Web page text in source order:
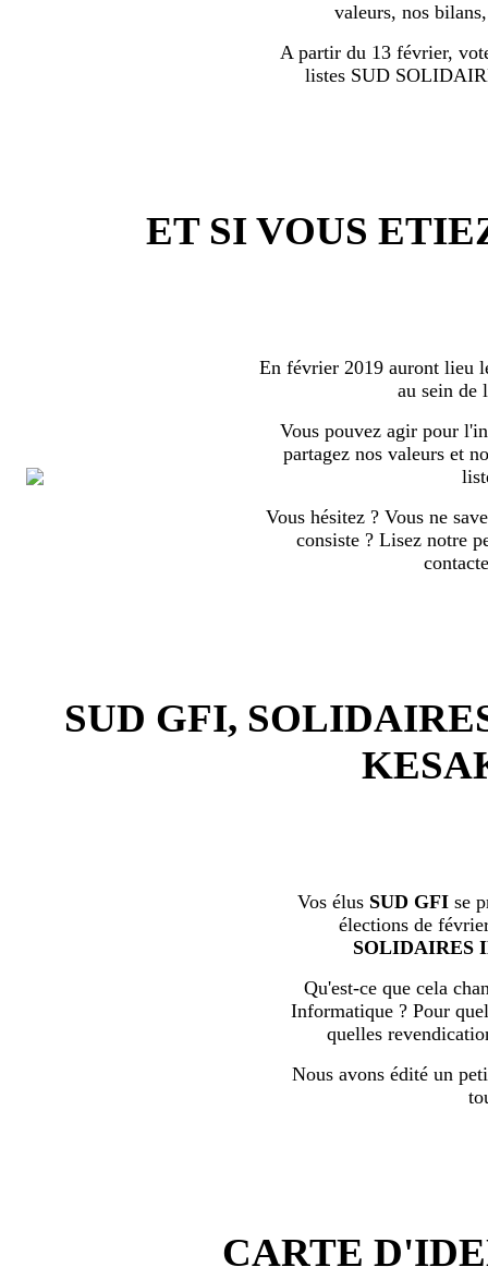
valeurs, nos
A partir du 13 février,
listes SUD
ET SI VOUS
En février 2019 auront lieu
au sein de
Vous pouvez agir pour
partagez nos valeurs et
Vous hésitez ? Vous ne
consiste ? Lisez notre
SUD GFI,
Vos élus SUD GFI se
élections de
SOLIDAIRES
Qu'est-ce que cela
Informatique ? Pour
quelles
Nous avons édité un
CARTE